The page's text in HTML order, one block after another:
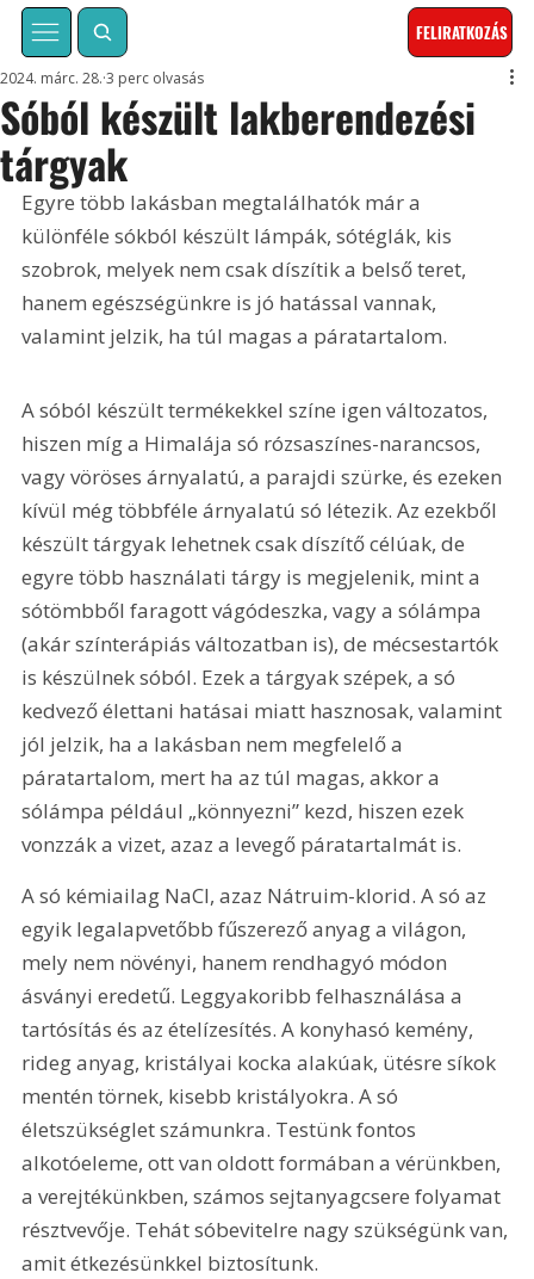
FELIRATKOZÁS
Sóból készült lakberendezési
tárgyak
2024. márc. 28. 3 perc olvasás
Egyre több lakásban megtalálhatók már a
különféle sókból készült lámpák, sótéglák, kis
szobrok, melyek nem csak díszítik a belső teret,
hanem egészségünkre is jó hatással vannak,
valamint jelzik, ha túl magas a páratartalom.
A sóból készült termékekkel színe igen változatos,
hiszen míg a Himalája só rózsaszínes-narancsos,
vagy vöröses árnyalatú, a parajdi szürke, és ezeken
kívül még többféle árnyalatú só létezik. Az ezekből
készült tárgyak lehetnek csak díszítő célúak, de
egyre több használati tárgy is megjelenik, mint a
sótömbből faragott vágódeszka, vagy a sólámpa
(akár színterápiás változatban is), de mécsestartók
is készülnek sóból. Ezek a tárgyak szépek, a só
kedvező élettani hatásai miatt hasznosak, valamint
jól jelzik, ha a lakásban nem megfelelő a
páratartalom, mert ha az túl magas, akkor a
sólámpa például „könnyezni” kezd, hiszen ezek
vonzzák a vizet, azaz a levegő páratartalmát is.
A só kémiailag NaCl, azaz Nátruim-klorid. A só az
egyik legalapvetőbb fűszerező anyag a világon,
mely nem növényi, hanem rendhagyó módon
ásványi eredetű. Leggyakoribb felhasználása a
tartósítás és az ételízesítés. A konyhasó kemény,
rideg anyag, kristályai kocka alakúak, ütésre síkok
mentén törnek, kisebb kristályokra. A só
életszükséglet számunkra. Testünk fontos
alkotóeleme, ott van oldott formában a vérünkben,
a verejtékünkben, számos sejtanyagcsere folyamat
résztvevője. Tehát sóbevitelre nagy szükségünk van,
amit étkezésünkkel biztosítunk.